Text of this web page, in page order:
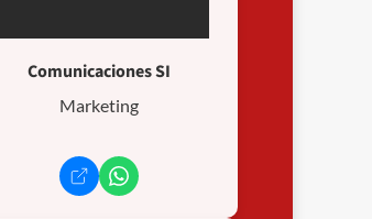
Comunicaciones SI
Marketing